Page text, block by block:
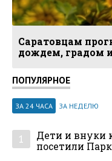
Саратовцам
дождем, градом
ПОПУЛЯРНОЕ
ЗА 24 ЧАСА ЗА НЕДЕЛЮ
1
Дети и внуки
посетили